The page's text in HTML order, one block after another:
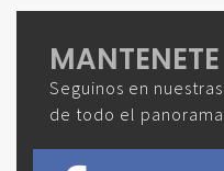
Seguinos en
de todo el